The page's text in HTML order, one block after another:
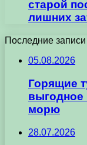
старой
лишних
Последние записи
05.08.2026
Горящие
выгодное
морю
28.07.2026